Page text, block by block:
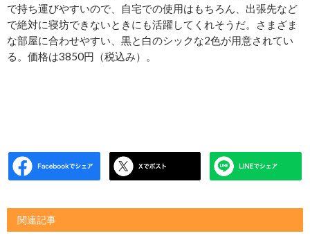
で持ち運びやすいので、自宅での使用はもちろん、出張先など
で絶対に寝坊できないときにも活躍してくれそうだ。さまざま
な部屋に合わせやすい、黒と白のシックな2色が用意されてい
る。価格は3850円（税込み）。
関連記事